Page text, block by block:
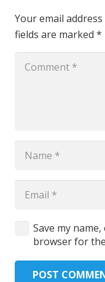
Your email
fields are marked *
Save my
browser for
POST